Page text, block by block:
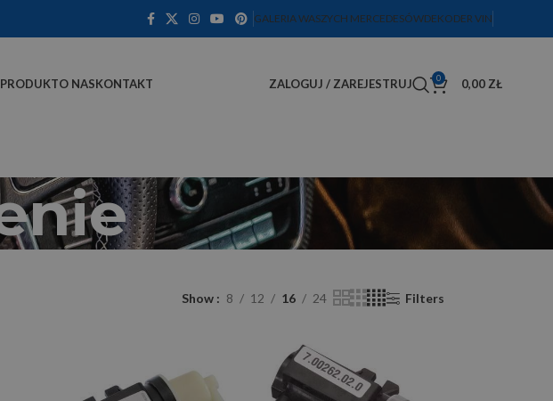
GALERIA WASZYCH MERCEDESÓWDEKODER VIN
O NASKONTAKT ZALOGUJ / ZAREJESTRUJ 0 0,00 ZŁ
Show 8 12 16 24 Filters